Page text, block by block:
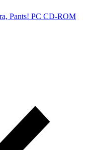
Pants! PC CD-ROM